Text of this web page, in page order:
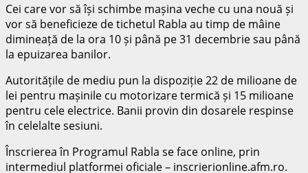
Cei care vor să își schimbe mașina veche cu una nouă și
vor să beneficieze de tichetul Rabla au timp de mâine
dimineață de la ora 10 și până pe 31 decembrie sau până
la epuizarea banilor.
Autoritățile de mediu pun la dispoziție 22 de milioane de
lei pentru mașinile cu motorizare termică și 15 milioane
pentru cele electrice. Banii provin din dosarele respinse
în celelalte sesiuni.
Înscrierea în Programul Rabla se face online, prin
intermediul platformei oficiale – inscrierionline.afm.ro.